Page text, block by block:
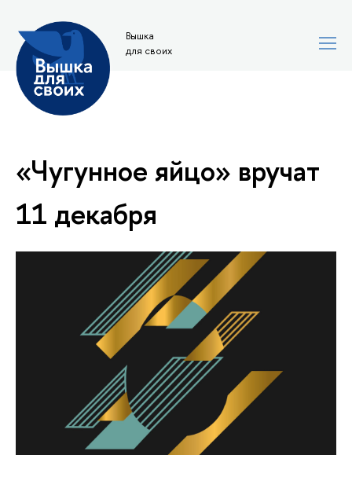
Вышка
для своих
«Чугунное яйцо» вручат
11 декабря